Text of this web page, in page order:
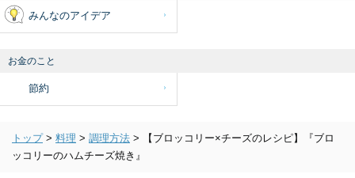
みんなのアイデア
お金のこと
節約
トップ > 料理 > 調理方法 >
【ブロッコリー×チーズのレシピ】『ブロ
ッコリーのハムチーズ焼き』